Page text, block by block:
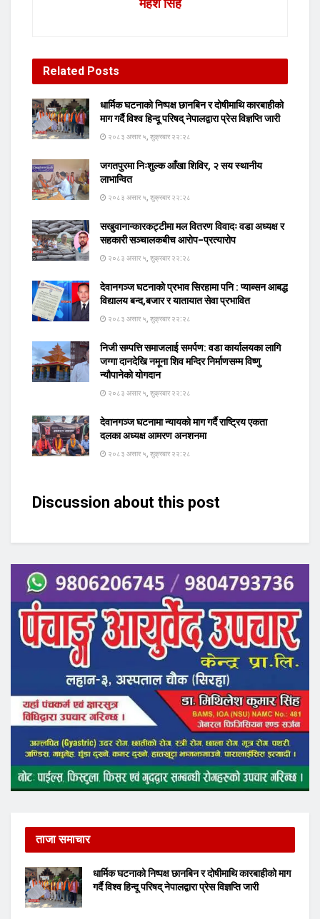
महेश सिंह
Related Posts
धार्मिक घटनाको निष्पक्ष छानबिन र दोषीमाथि कारबाहीको
माग गर्दै विश्व हिन्दू परिषद् नेपालद्वारा प्रेस विज्ञप्ति जारी
२०८३ असार ५, शुक्रबार २२:२८
जगतपुरमा निःशुल्क आँखा शिविर, २ सय स्थानीय
लाभान्वित
२०८३ असार ५, शुक्रबार २२:२८
सखुवानान्कारकट्टीमा मल वितरण विवादः वडा अध्यक्ष र
सहकारी सञ्चालकबीच आरोप–प्रत्यारोप
२०८३ असार ५, शुक्रबार २२:२८
देवानगञ्ज घटनाको प्रभाव सिरहामा पनि : प्याब्सन आबद्ध
विद्यालय बन्द,बजार र यातायात सेवा प्रभावित
२०८३ असार ५, शुक्रबार २२:२८
निजी सम्पत्ति समाजलाई समर्पण: वडा कार्यालयका लागि
जग्गा दानदेखि नमूना शिव मन्दिर निर्माणसम्म विष्णु
न्यौपानेको योगदान
२०८३ असार ५, शुक्रबार २२:२८
देवानगञ्ज घटनामा न्यायको माग गर्दै राष्ट्रिय एकता
दलका अध्यक्ष आमरण अनशनमा
२०८३ असार ५, शुक्रबार २२:२८
Discussion about this post
ताजा समाचार
धार्मिक घटनाको निष्पक्ष छानबिन र दोषीमाथि कारबाहीको माग
गर्दै विश्व हिन्दू परिषद् नेपालद्वारा प्रेस विज्ञप्ति जारी